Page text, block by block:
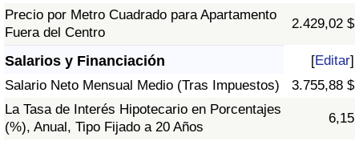
Precio por Metro Cuadrado para Apartamento
Fuera del Centro
2.429,02 $
Salarios y Financiación [Editar]
Salario Neto Mensual Medio (Tras Impuestos)
3.755,88 $
La Tasa de Interés Hipotecario en Porcentajes
(%), Anual, Tipo Fijado a 20 Años
6,15